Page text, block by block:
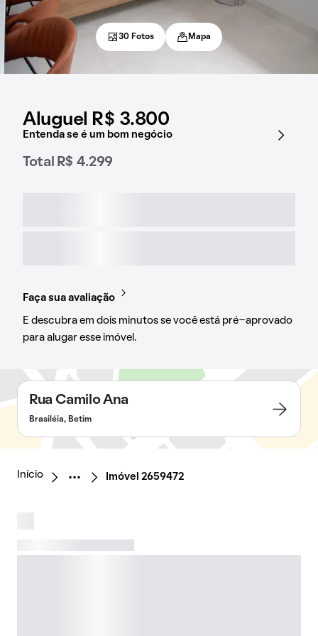
Aluguel R$ 3.800
Entenda se é um bom negócio
Total R$ 4.299
Faça sua avaliação
E descubra em dois minutos se você está pré-aprovado
para alugar esse imóvel.
30 Fotos Mapa
Rua Camilo Ana
Brasiléia, Betim
Início Imóvel 2659472